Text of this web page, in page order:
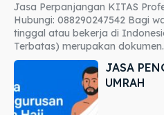
Jasa Perpanjangan KITAS
Hubungi: 088290247542 Bagi
tinggal atau bekerja di
Terbatas) merupakan
JASA
UMRAH